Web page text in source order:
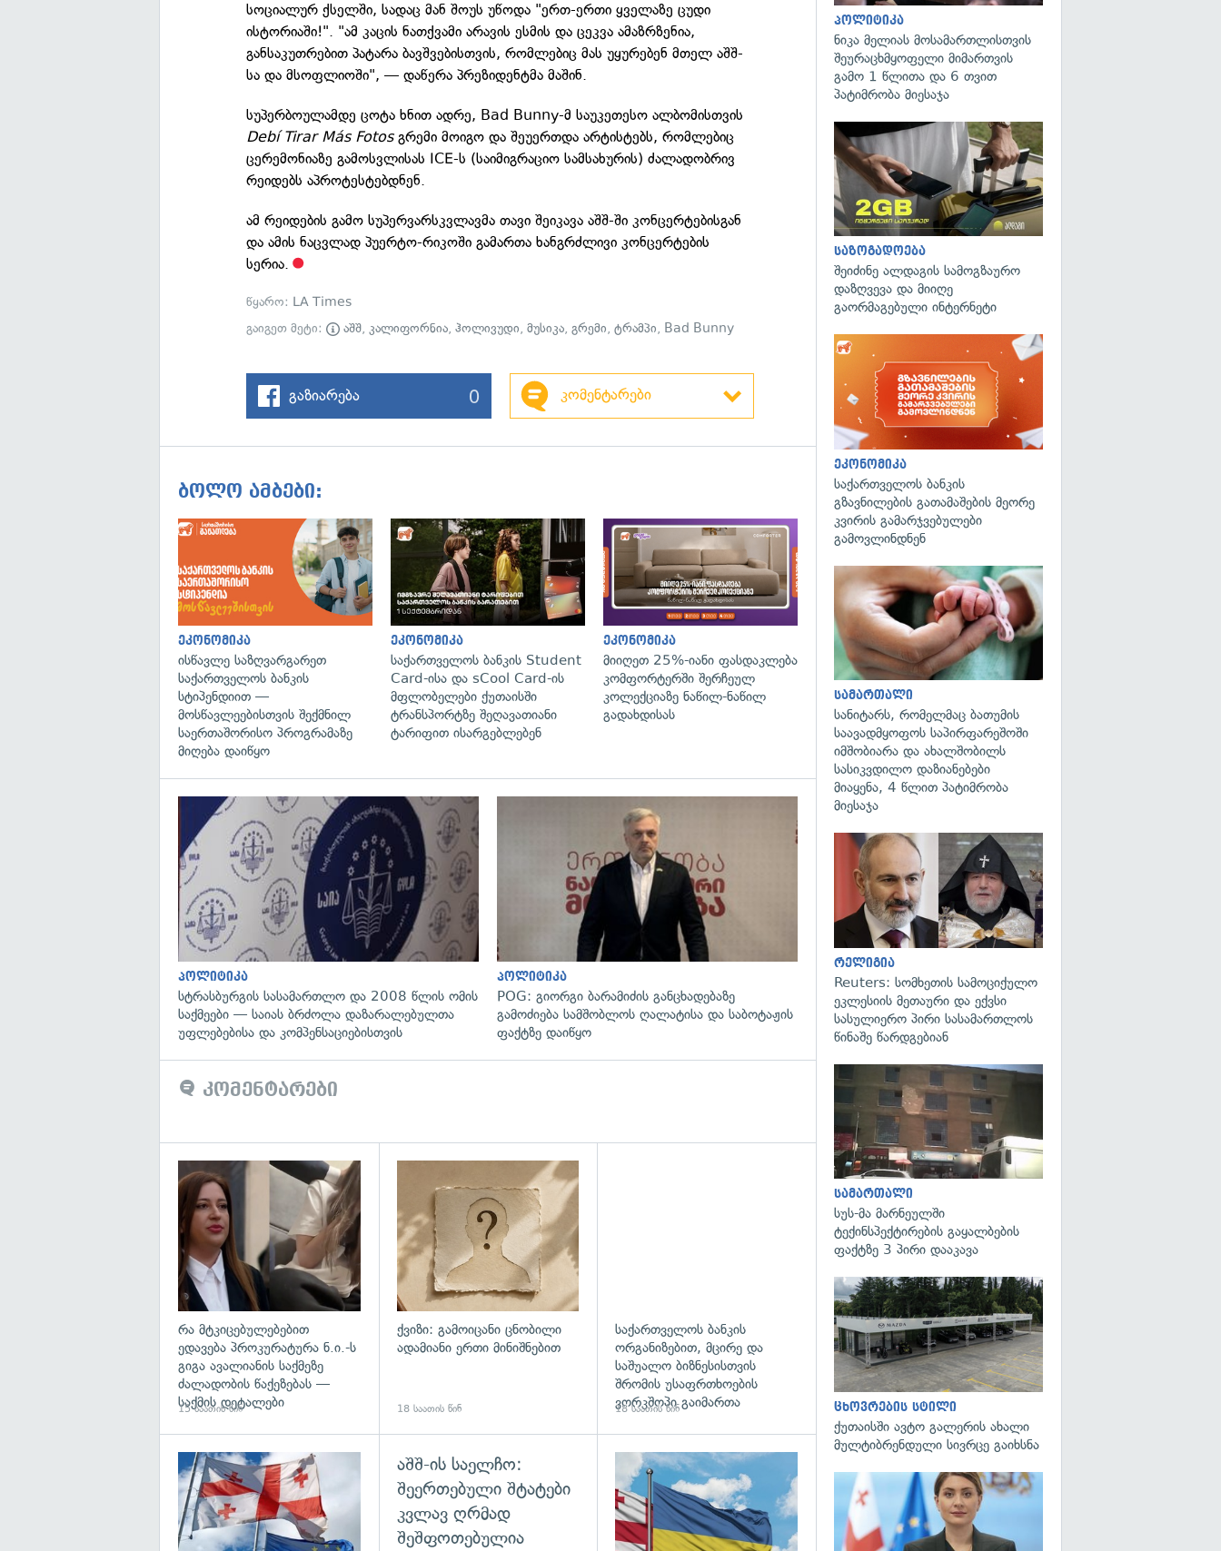
სოციალურ ქსელში, სადაც მან შოუს უწოდა "ერთ-ერთი ყველაზე ცუდი
ისტორიაში!". "ამ კაცის ნათქვამი არავის ესმის და ცეკვა ამაზრზენია,
განსაკუთრებით პატარა ბავშვებისთვის, რომლებიც მას უყურებენ მთელ აშშ-
სა და მსოფლიოში", — დაწერა პრეზიდენტმა მაშინ.
სუპერბოულამდე ცოტა ხნით ადრე, Bad Bunny-მ საუკეთესო ალბომისთვის
Debí Tirar Más Fotosგრემი მოიგო და შეუერთდა არტისტებს, რომლებიც
ცერემონიაზე გამოსვლისას ICE-ს (საიმიგრაციო სამსახურის) ძალადობრივ
რეიდებს აპროტესტებდნენ.
ამ რეიდების გამო სუპერვარსკვლავმა თავი შეიკავა აშშ-ში კონცერტებისგან
და ამის ნაცვლად პუერტო-რიკოში გამართა ხანგრძლივი კონცერტების
სერია.
წყარო: LA Times
გაიგეთ მეტი:
აშშ,კალიფორნია,ჰოლივუდი,მუსიკა,გრემი,ტრამპი, Bad Bunny
გაზიარება 0 კომენტარები
ბოლო ამბები:
ეკონომიკა
ისწავლე საზღვარგარეთ
საქართველოს ბანკის
სტიპენდიით —
მოსწავლეებისთვის შექმნილ
საერთაშორისო პროგრამაზე
მიღება დაიწყო
ეკონომიკა
საქართველოს ბანკის Student
Card-ისა და sCool Card-ის
მფლობელები ქუთაისში
ტრანსპორტზე შეღავათიანი
ტარიფით ისარგებლებენ
ეკონომიკა
მიიღეთ 25%-იანი ფასდაკლება
კომფორტერში შერჩეულ
კოლექციაზე ნაწილ-ნაწილ
გადახდისას
პოლიტიკა
სტრასბურგის სასამართლო და 2008 წლის ომის
საქმეები — საიას ბრძოლა დაზარალებულთა
უფლებებისა და კომპენსაციებისთვის
გადახედვა
პოლიტიკა
POG: გიორგი ბარამიძის განცხადებაზე
გამოძიება სამშობლოს ღალატისა და საბოტაჟის
ფაქტზე დაიწყო
კომენტარები
რა მტკიცებულებებით
ედავება პროკურატურა ნ.ი.-ს
გიგა ავალიანის საქმეზე
ძალადობის წაქეზებას —
საქმის დეტალები
15 საათის წინ
ქვიზი: გამოიცანი ცნობილი
ადამიანი ერთი მინიშნებით
18 საათის წინ
საქართველოს ბანკის
ორგანიზებით, მცირე და
საშუალო ბიზნესისთვის
შრომის უსაფრთხოების
ვორკშოპი გაიმართა
18 საათის წინ
გადახედვა
აშშ-ის საელჩო:
შეერთებული შტატები
კვლავ ღრმად
შეშფოთებულია
გადახედვა
პოლიტიკა
ნიკა მელიას მოსამართლისთვის
შეურაცხმყოფელი მიმართვის
გამო 1 წლითა და 6 თვით
პატიმრობა მიესაჯა
საზოგადოება
შეიძინე ალდაგის სამოგზაურო
დაზღვევა და მიიღე
გაორმაგებული ინტერნეტი
ეკონომიკა
საქართველოს ბანკის
გზავნილების გათამაშების მეორე
კვირის გამარჯვებულები
გამოვლინდნენ
სამართალი
სანიტარს, რომელმაც ბათუმის
საავადმყოფოს საპირფარეშოში
იმშობიარა და ახალშობილს
სასიკვდილო დაზიანებები
მიაყენა, 4 წლით პატიმრობა
მიესაჯა
რელიგია
Reuters: სომხეთის სამოციქულო
ეკლესიის მეთაური და ექვსი
სასულიერო პირი სასამართლოს
წინაშე წარდგებიან
სამართალი
სუს-მა მარნეულში
ტექინსპექტირების გაყალბების
ფაქტზე 3 პირი დააკავა
ცხოვრების სტილი
ქუთაისში ავტო გალერის ახალი
მულტიბრენდული სივრცე გაიხსნა